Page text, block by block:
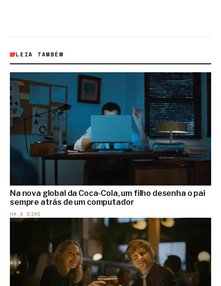
LEIA TAMBÉM
Na nova global da Coca-Cola, um filho desenha o pai
sempre atrás de um computador
HÁ 4 DIAS